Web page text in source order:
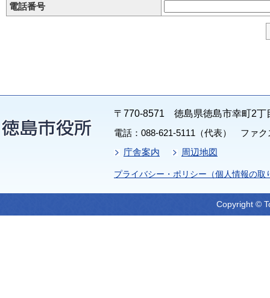
電話番号
〒770-8571 徳島県徳島市幸町2丁
電話：088-621-5111（代表） ファク
庁舎案内
周辺地図
プライバシー・ポリシー（個人情報の取
Copyright ©